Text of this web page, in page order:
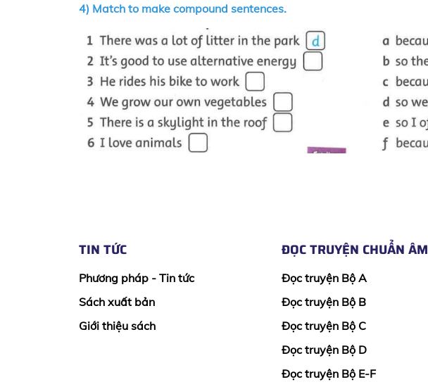
4) Match to make compound sentences.
TIN TỨC
Phương pháp - Tin tức
Sách xuất bản
Giới thiệu sách
ĐỌC TRUYỆN CHUẨN ÂM
Đọc truyện Bộ A
Đọc truyện Bộ B
Đọc truyện Bộ C
Đọc truyện Bộ D
Đọc truyện Bộ E-F